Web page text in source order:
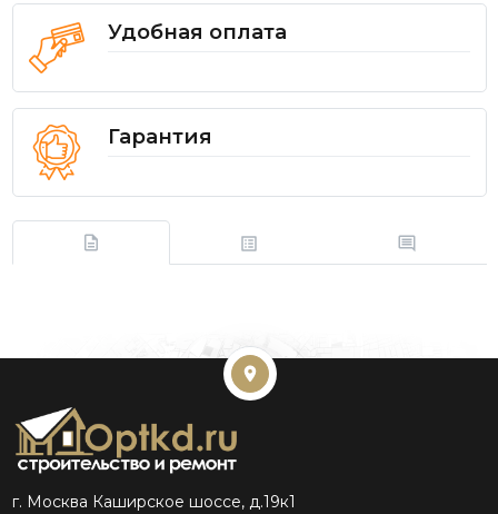
Удобная оплата
Гарантия
г. Москва Каширское шоссе, д.19к1